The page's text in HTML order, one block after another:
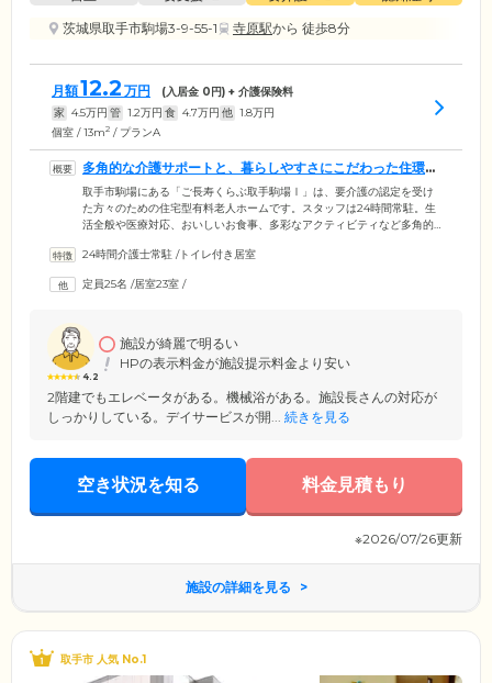
茨城県取手市駒場3-9-55-1
寺原駅から 徒歩8分
月額12.2 万円 (入居金 0円) + 介護保険料
家 4.5万円 管 1.2万円 食 4.7万円 他 1.8万円
個室 / 13m2 / プランA
多角的な介護サポートと、暮らしやすさにこだわった住環境
を両立しています
取手市駒場にある「ご長寿くらぶ取手駒場Ⅰ」は、要介護の認定を受け
た方々のための住宅型有料老人ホームです。スタッフは24時間常駐。生
活全般や医療対応、おいしいお食事、多彩なアクティビティなど多角的
なくし、つまずきや転倒を防止するバリアフリー設計を採用。お部屋は
の品々のお持ち込みも可能です。ご自身のライフスタイルに合わせた空
立地です。
24時間介護士常駐 /トイレ付き居室
定員25名 /居室23室 /
4.2
施設が綺麗で明るい
HPの表示料金が施設提示料金より安い
2階建でもエレベータがある。機械浴がある。施設長さんの対応が
しっかりしている。デイサービスが開... 続きを見る
空き状況を知る 料金見積もり
※2026/07/26更新
施設の詳細を見る
取手市 人気 No.1